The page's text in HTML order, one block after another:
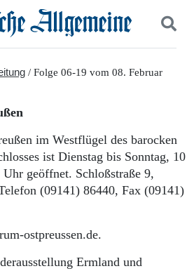
Politik
Panorama
Leben
Pommern
Westpreußen
Bücher
/ Folge 06-19 vom 08. Februar
im Westflügel des barocken
ist Dienstag bis Sonntag, 10
geöffnet. Schloßstraße 9,
(09141) 86440, Fax (09141)
ostpreussen.de.
Ermland und